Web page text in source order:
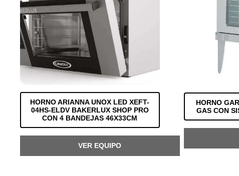
HORNO ARIANNA UNOX LED XEFT-
04HS-ELDV BAKERLUX SHOP PRO
CON 4 BANDEJAS 46X33CM
VER EQUIPO
HORNO
GAS CON